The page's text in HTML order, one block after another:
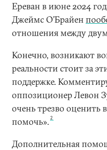
Ереван в июне 2024
Джеймс О’Брайен
отношения между
Конечно, возникают
реальности стоит за
поддержке.
оппозиционер Левон
очень трезво оценить
помочь». 2
Дополнительная